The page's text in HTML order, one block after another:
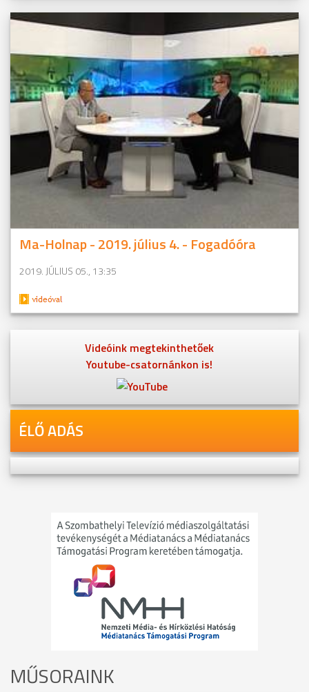
Ma-Holnap - 2019. július 4. - Fogadóóra
2019. JÚLIUS 05., 13:35
Videóink megtekinthetőek
Youtube-csatornánkon is!
ÉLŐ ADÁS
MŰSORAINK